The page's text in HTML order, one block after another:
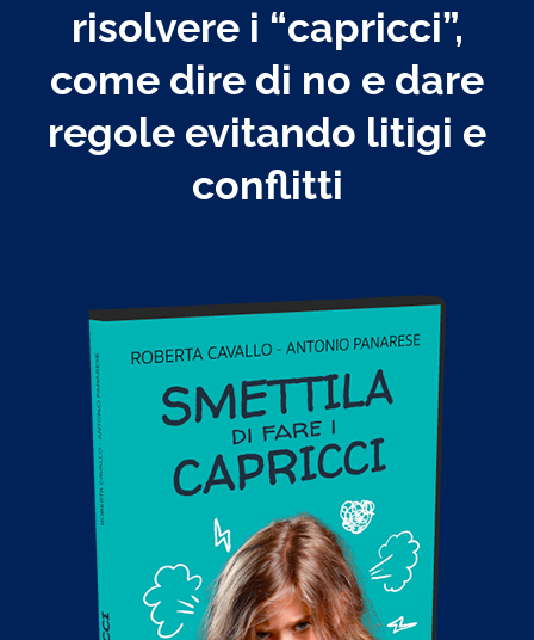
risolvere i “capricci”,
come dire di no e dare
regole evitando litigi e
conflitti